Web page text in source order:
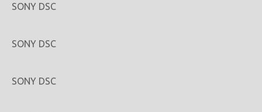
SONY DSC
SONY DSC
SONY DSC